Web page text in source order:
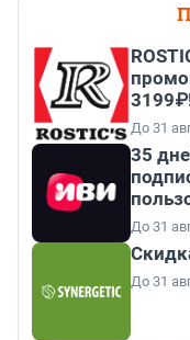
До 31
35
До 31
До 31